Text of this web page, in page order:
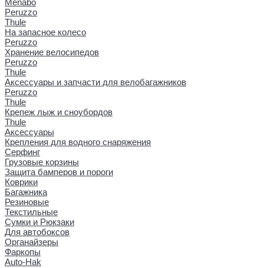
Peruzzo
Thule
На запасное колесо
Peruzzo
Хранение велосипедов
Peruzzo
Thule
Аксессуары и запчасти для велобагажников
Peruzzo
Thule
Крепеж лыж и сноубордов
Thule
Аксессуары
Крепления для водного снаряжения
Серфинг
Грузовые корзины
Защита бамперов и пороги
Коврики
Багажника
Резиновые
Текстильные
Сумки и Рюкзаки
Для автобоксов
Органайзеры
Фаркопы
Auto-Hak